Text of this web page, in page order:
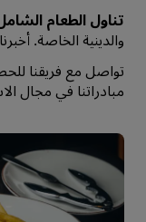
تناول الطعام
والدينية الخاصة.
تواصل مع فريقنا
مبادراتنا في مجال